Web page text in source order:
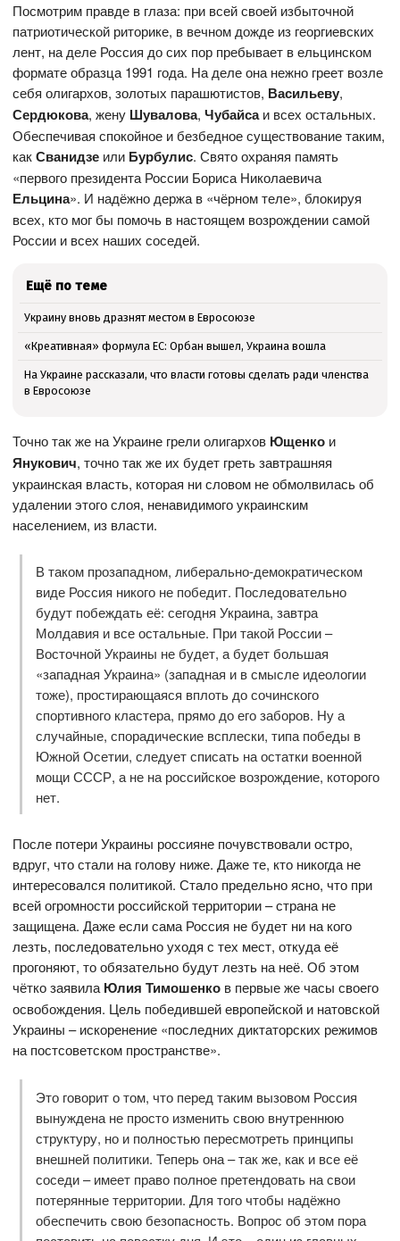
Посмотрим правде в глаза: при всей своей избыточной
патриотической риторике, в вечном дожде из георгиевских
лент, на деле Россия до сих пор пребывает в ельцинском
формате образца 1991 года. На деле она нежно греет возле
себя олигархов, золотых парашютистов, Васильеву,
Сердюкова, жену Шувалова,Чубайсаи всех остальных.
Обеспечивая спокойное и безбедное существование таким,
какСванидзе или Бурбулис. Свято охраняя память
«первого президента России Бориса Николаевича
Ельцина». И надёжно держа в «чёрном теле», блокируя
всех, кто мог бы помочь в настоящем возрождении самой
России и всех наших соседей.
Ещё по теме
Украину вновь дразнят местом в Евросоюзе
«Креативная» формула ЕС: Орбан вышел, Украина вошла
На Украине рассказали, что власти готовы сделать ради членства
в Евросоюзе
Точно так же на Украине грели олигархов Ющенко и
Янукович, точно так же их будет греть завтрашняя
украинская власть, которая ни словом не обмолвилась об
удалении этого слоя, ненавидимого украинским
населением, из власти.
В таком прозападном, либерально-демократическом
виде Россия никого не победит. Последовательно
будут побеждать её: сегодня Украина, завтра
Молдавия и все остальные. При такой России –
Восточной Украины не будет, а будет большая
«западная Украина» (западная и в смысле идеологии
тоже), простирающаяся вплоть до сочинского
спортивного кластера, прямо до его заборов. Ну а
случайные, спорадические всплески, типа победы в
Южной Осетии, следует списать на остатки военной
мощи СССР, а не на российское возрождение, которого
нет.
После потери Украины россияне почувствовали остро,
вдруг, что стали на голову ниже. Даже те, кто никогда не
интересовался политикой. Стало предельно ясно, что при
всей огромности российской территории – страна не
защищена. Даже если сама Россия не будет ни на кого
лезть, последовательно уходя с тех мест, откуда её
прогоняют, то обязательно будут лезть на неё. Об этом
чётко заявилаЮлия Тимошенко в первые же часы своего
освобождения. Цель победившей европейской и натовской
Украины – искоренение «последних диктаторских режимов
на постсоветском пространстве».
Это говорит о том, что перед таким вызовом Россия
вынуждена не просто изменить свою внутреннюю
структуру, но и полностью пересмотреть принципы
внешней политики. Теперь она – так же, как и все её
соседи – имеет право полное претендовать на свои
потерянные территории. Для того чтобы надёжно
обеспечить свою безопасность. Вопрос об этом пора